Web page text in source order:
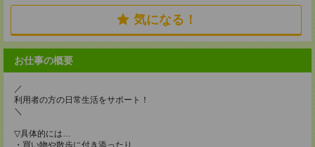
気になる！
お仕事の概要
／
利用者の方の日常生活をサポート！
＼
▽具体的には…
・買い物や散歩に付き添ったり